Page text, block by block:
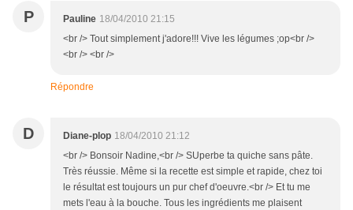
P Pauline 18/04/2010 21:15
<br /> Tout simplement j'adore!!! Vive les légumes ;op<br />
<br /> <br />
Répondre
D Diane-plop 18/04/2010 21:12
<br /> Bonsoir Nadine,<br /> SUperbe ta quiche sans pâte.
Très réussie. Même si la recette est simple et rapide, chez toi
le résultat est toujours un pur chef d'oeuvre.<br /> Et tu me
mets l'eau à la bouche. Tous les ingrédients me plaisent